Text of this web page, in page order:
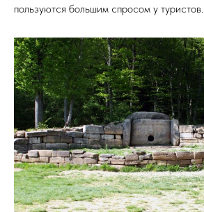
пользуются большим спросом у туристов.